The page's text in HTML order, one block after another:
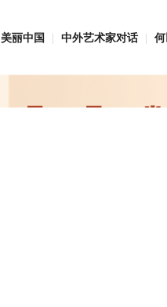
美丽中国 中外艺术家对话 何